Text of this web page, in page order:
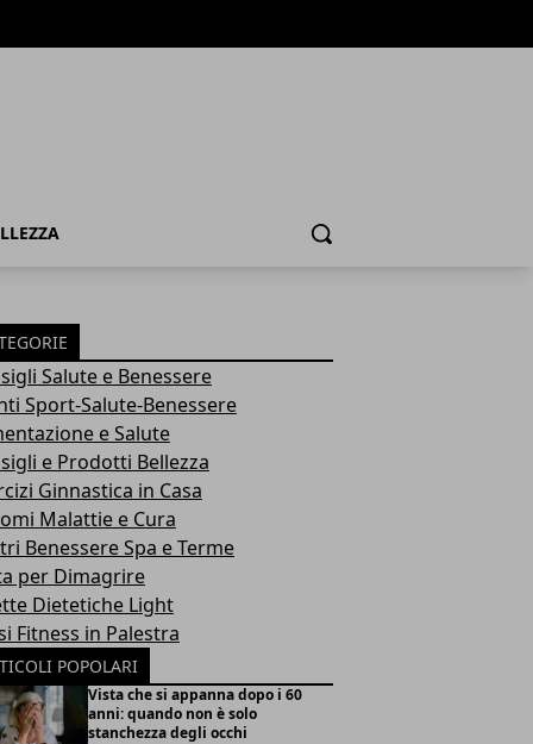
Cerca
Salute e Benessere
Sport-Salute-Benessere
e Salute
e Prodotti Bellezza
Ginnastica in Casa
Malattie e Cura
Benessere Spa e Terme
per Dimagrire
Dietetiche Light
Fitness in Palestra
POPOLARI
Vista che si appanna dopo i 60
anni: quando non è solo
stanchezza degli occhi